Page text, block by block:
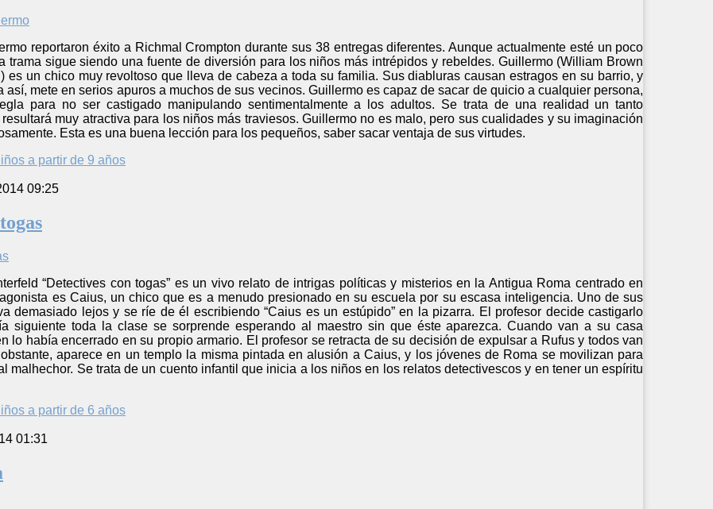
reportaron éxito a Richmal Crompton durante sus 38 entregas diferentes. Aunque actualmente esté un poco
trama sigue siendo una fuente de diversión para los niños más intrépidos y rebeldes. Guillermo (William Brown
es un chico muy revoltoso que lleva de cabeza a toda su familia. Sus diabluras causan estragos en su barrio, y
así, mete en serios apuros a muchos de sus vecinos. Guillermo es capaz de sacar de quicio a cualquier persona,
para no ser castigado manipulando sentimentalmente a los adultos. Se trata de una realidad un tanto
muy atractiva para los niños más traviesos. Guillermo no es malo, pero sus cualidades y su imaginación
Esta es una buena lección para los pequeños, saber sacar ventaja de sus virtudes.
a partir de 9 años
09:25
“Detectives con togas” es un vivo relato de intrigas políticas y misterios en la Antigua Roma centrado en
es Caius, un chico que es a menudo presionado en su escuela por su escasa inteligencia. Uno de sus
demasiado lejos y se ríe de él escribiendo “Caius es un estúpido” en la pizarra. El profesor decide castigarlo
siguiente toda la clase se sorprende esperando al maestro sin que éste aparezca. Cuando van a su casa
lo había encerrado en su propio armario. El profesor se retracta de su decisión de expulsar a Rufus y todos van
aparece en un templo la misma pintada en alusión a Caius, y los jóvenes de Roma se movilizan para
malhechor. Se trata de un cuento infantil que inicia a los niños en los relatos detectivescos y en tener un espíritu
a partir de 6 años
01:31